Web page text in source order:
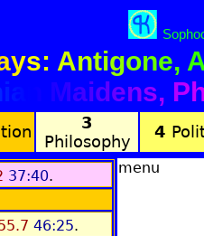
Antigone,
Maidens,
3
Philosophy
4
37:40.
46:25.
menu